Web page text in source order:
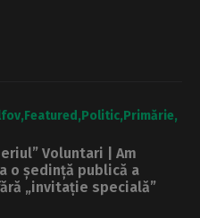
Featured Politic Primărie
Voluntari | Am
o ședință publică a
„invitație specială”